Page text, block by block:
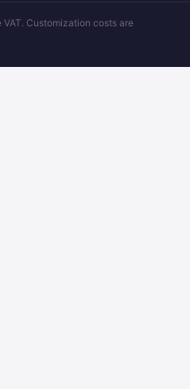
Customization costs are